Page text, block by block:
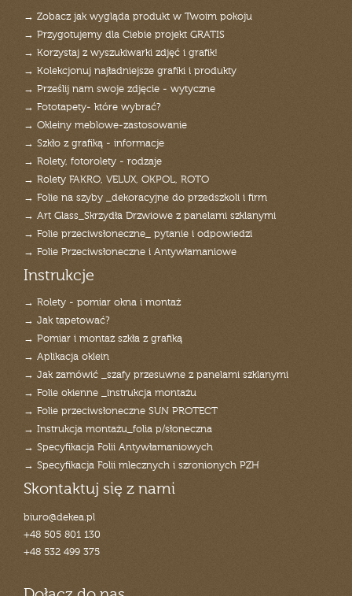
→ Zobacz jak wygląda produkt w Twoim pokoju
→ Przygotujemy dla Ciebie projekt GRATIS
→ Korzystaj z wyszukiwarki zdjęć i grafik!
→ Kolekcjonuj najładniejsze grafiki i produkty
→ Prześlij nam swoje zdjęcie - wytyczne
→ Fototapety- które wybrać?
→ Okleiny meblowe-zastosowanie
→ Szkło z grafiką - informacje
→ Rolety, fotorolety - rodzaje
→ Rolety FAKRO, VELUX, OKPOL, ROTO
→ Folie na szyby _dekoracyjne do przedszkoli i firm
→ Art Glass_Skrzydła Drzwiowe z panelami szklanymi
→ Folie przeciwsłoneczne_ pytanie i odpowiedzi
→ Folie Przeciwsłoneczne i Antywłamaniowe
Instrukcje
→ Rolety - pomiar okna i montaż
→ Jak tapetować?
→ Pomiar i montaż szkła z grafiką
→ Aplikacja oklein
→ Jak zamówić _szafy przesuwne z panelami szklanymi
→ Folie okienne _instrukcja montażu
→ Folie przeciwsłoneczne SUN PROTECT
→ Instrukcja montażu_folia p/słoneczna
→ Specyfikacja Folii Antywłamaniowych
→ Specyfikacja Folii mlecznych i szronionych PZH
Skontaktuj się z nami
biuro@dekea.pl
+48 505 801 130
+48 532 499 375